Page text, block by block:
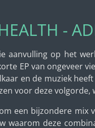
-
aanvulling op het
EP van ongeveer
en de muziek
voor deze volgorde,
een bijzondere
waarom deze